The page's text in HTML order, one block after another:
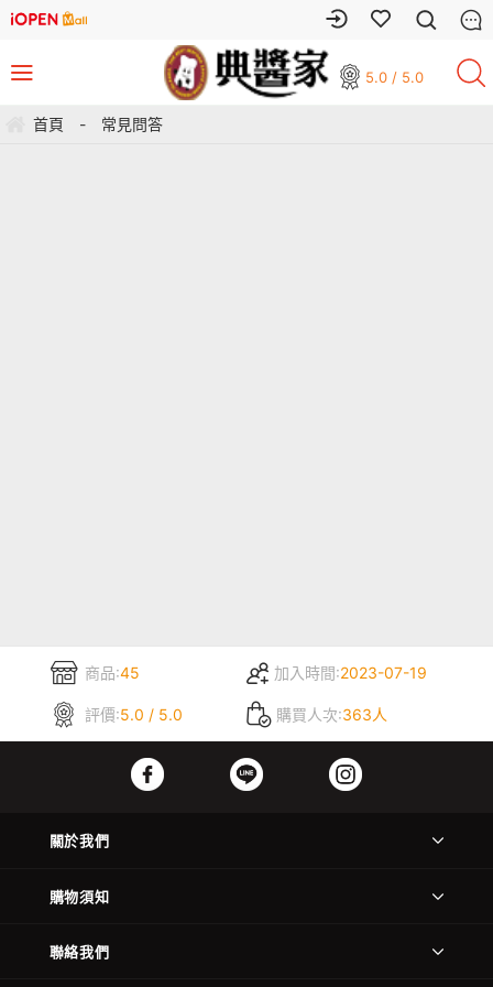
5.0 / 5.0
首頁 - 常見問答
商品:45 加入時間:2023-07-19
評價:5.0 / 5.0 購買人次:363人
關於我們
購物須知
聯絡我們